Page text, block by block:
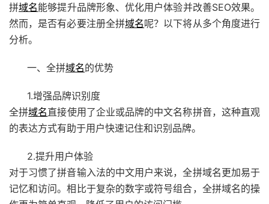
拼域名能够提升品牌形象、优化用户体验并改善SEO效果。
然而，是否有必要注册全拼域名呢？以下将从多个角度进行
分析。
一、全拼域名的优势
1.增强品牌识别度
全拼域名直接使用了企业或品牌的中文名称拼音，这种直观
的表达方式有助于用户快速记住和识别品牌。
2.提升用户体验
对于习惯了拼音输入法的中文用户来说，全拼域名更加易于
记忆和访问。相比于复杂的数字或符号组合，全拼域名的操